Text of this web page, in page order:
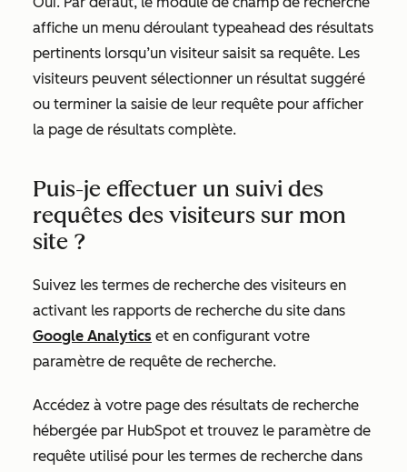
affiche un menu déroulant typeahead des résultats
pertinents lorsqu’un visiteur saisit sa requête. Les
visiteurs peuvent sélectionner un résultat suggéré
ou terminer la saisie de leur requête pour afficher
la page de résultats complète.
Puis-je effectuer un suivi des
requêtes des visiteurs sur mon
site ?
Suivez les termes de recherche des visiteurs en
activant les rapports de recherche du site dans
Google Analytics et en configurant votre
paramètre de requête de recherche.
Accédez à votre page des résultats de recherche
hébergée par HubSpot et trouvez le paramètre de
requête utilisé pour les termes de recherche dans